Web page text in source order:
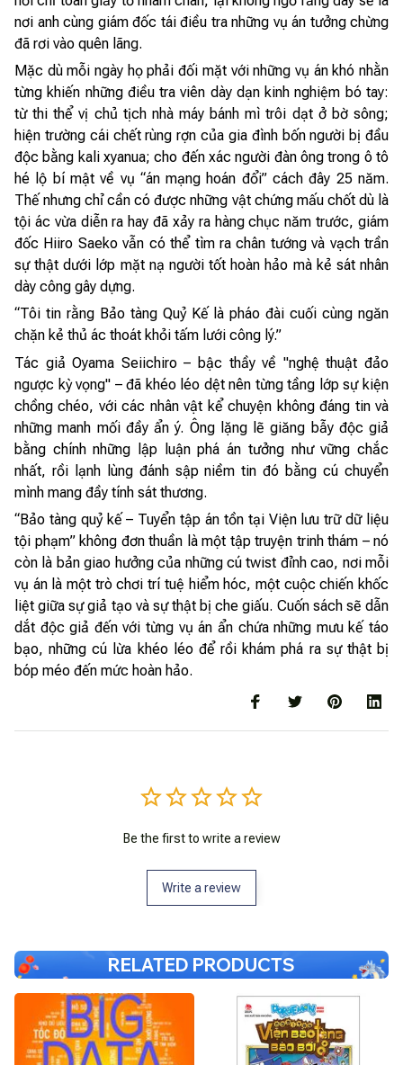
nơi anh cùng giám đốc tái điều tra những vụ án tưởng chừng
đã rơi vào quên lãng.
Mặc dù mỗi ngày họ phải đối mặt với những vụ án khó nhằn
từng khiến những điều tra viên dày dạn kinh nghiệm bó tay:
từ thi thể vị chủ tịch nhà máy bánh mì trôi dạt ở bờ sông;
hiện trường cái chết rùng rợn của gia đình bốn người bị đầu
độc bằng kali xyanua; cho đến xác người đàn ông trong ô tô
hé lộ bí mật về vụ “án mạng hoán đổi” cách đây 25 năm.
Thế nhưng chỉ cần có được những vật chứng mấu chốt dù là
tội ác vừa diễn ra hay đã xảy ra hàng chục năm trước, giám
đốc Hiiro Saeko vẫn có thể tìm ra chân tướng và vạch trần
sự thật dưới lớp mặt nạ người tốt hoàn hảo mà kẻ sát nhân
dày công gây dựng.
“Tôi tin rằng Bảo tàng Quỷ Kế là pháo đài cuối cùng ngăn
chặn kẻ thủ ác thoát khỏi tấm lưới công lý.”
Tác giả Oyama Seiichiro – bậc thầy về "nghệ thuật đảo
ngược kỳ vọng" – đã khéo léo dệt nên từng tầng lớp sự kiện
chồng chéo, với các nhân vật kể chuyện không đáng tin và
những manh mối đầy ẩn ý. Ông lặng lẽ giăng bẫy độc giả
bằng chính những lập luận phá án tưởng như vững chắc
nhất, rồi lạnh lùng đánh sập niềm tin đó bằng cú chuyển
mình mang đầy tính sát thương.
“Bảo tàng quỷ kế – Tuyển tập án tồn tại Viện lưu trữ dữ liệu
tội phạm” không đơn thuần là một tập truyện trinh thám – nó
còn là bản giao hưởng của những cú twist đỉnh cao, nơi mỗi
vụ án là một trò chơi trí tuệ hiểm hóc, một cuộc chiến khốc
liệt giữa sự giả tạo và sự thật bị che giấu. Cuốn sách sẽ dẫn
dắt độc giả đến với từng vụ án ẩn chứa những mưu kế táo
bạo, những cú lừa khéo léo để rồi khám phá ra sự thật bị
bóp méo đến mức hoàn hảo.
Be the first to write a review
Write a review
RELATED PRODUCTS